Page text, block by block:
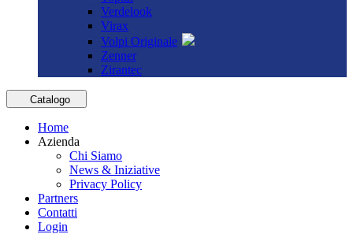
Verdelook
Virax
Volpi Originale
Zenner
Zirantec
Catalogo
Home
Azienda
Chi Siamo
News & Iniziative
Privacy Policy
Partners
Contatti
Login